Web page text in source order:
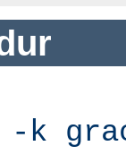
-k